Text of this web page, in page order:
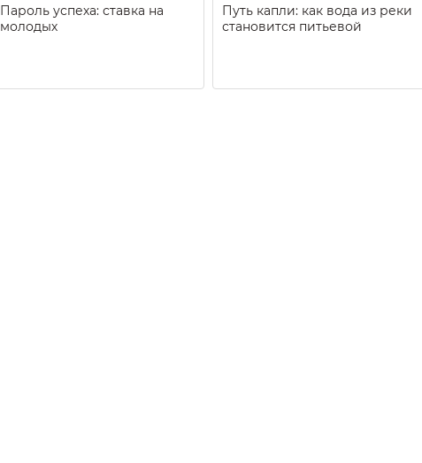
Пароль успеха: ставка на
молодых
Путь капли: как вода из реки
становится питьевой